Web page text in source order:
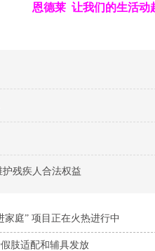
恩德莱 让我们的生活动
残疾人合法权益
庭” 项目正在火热进行中
肢适配和辅具发放